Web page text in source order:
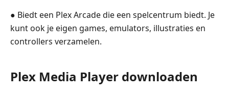
● Biedt een Plex Arcade die een spelcentrum biedt. Je
kunt ook je eigen games, emulators, illustraties en
controllers verzamelen.
Plex Media Player downloaden